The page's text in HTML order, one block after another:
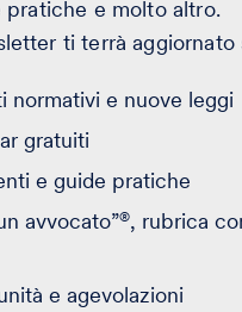
pratiche e molto altro.
ti terrà aggiornato
normativi e nuove leggi
gratuiti
e guide pratiche
avvocato”®, rubrica
e agevolazioni